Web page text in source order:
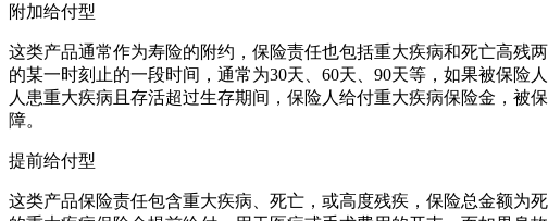
附加给付型
这类产品通常作为寿险的附约，保险责任也包括重大疾病和死亡高残
的某一时刻止的一段时间，通常为30天、60天、90天等，如果被保
人患重大疾病且存活超过生存期间，保险人给付重大疾病保险金，被
障。
提前给付型
这类产品保险责任包含重大疾病、死亡，或高度残疾，保险总金额为